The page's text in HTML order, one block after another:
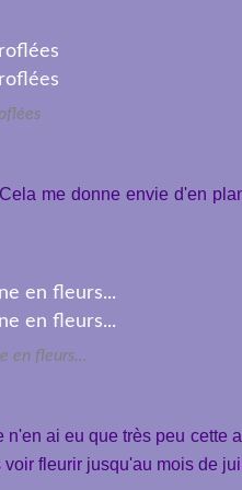
me donne envie d'en
en fleurs...
ai eu que très peu cette
fleurir jusqu'au mois de